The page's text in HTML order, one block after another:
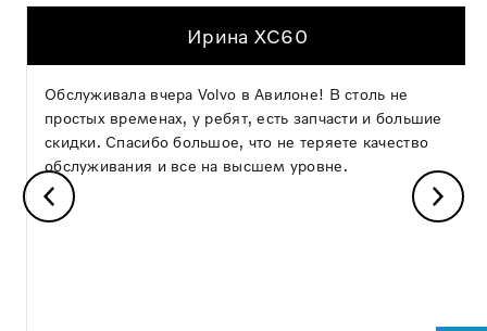
Ирина XC60
Обслуживала вчера Volvo в Авилоне! В столь не
простых временах, у ребят, есть запчасти и большие
скидки. Спасибо большое, что не теряете качество
обслуживания и все на высшем уровне.